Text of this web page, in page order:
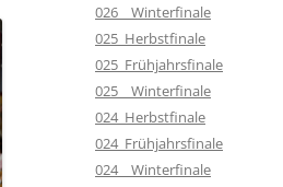
026__Winterfinale
025_Herbstfinale
025_Frühjahrsfinale
025__Winterfinale
024_Herbstfinale
024_Frühjahrsfinale
024__Winterfinale